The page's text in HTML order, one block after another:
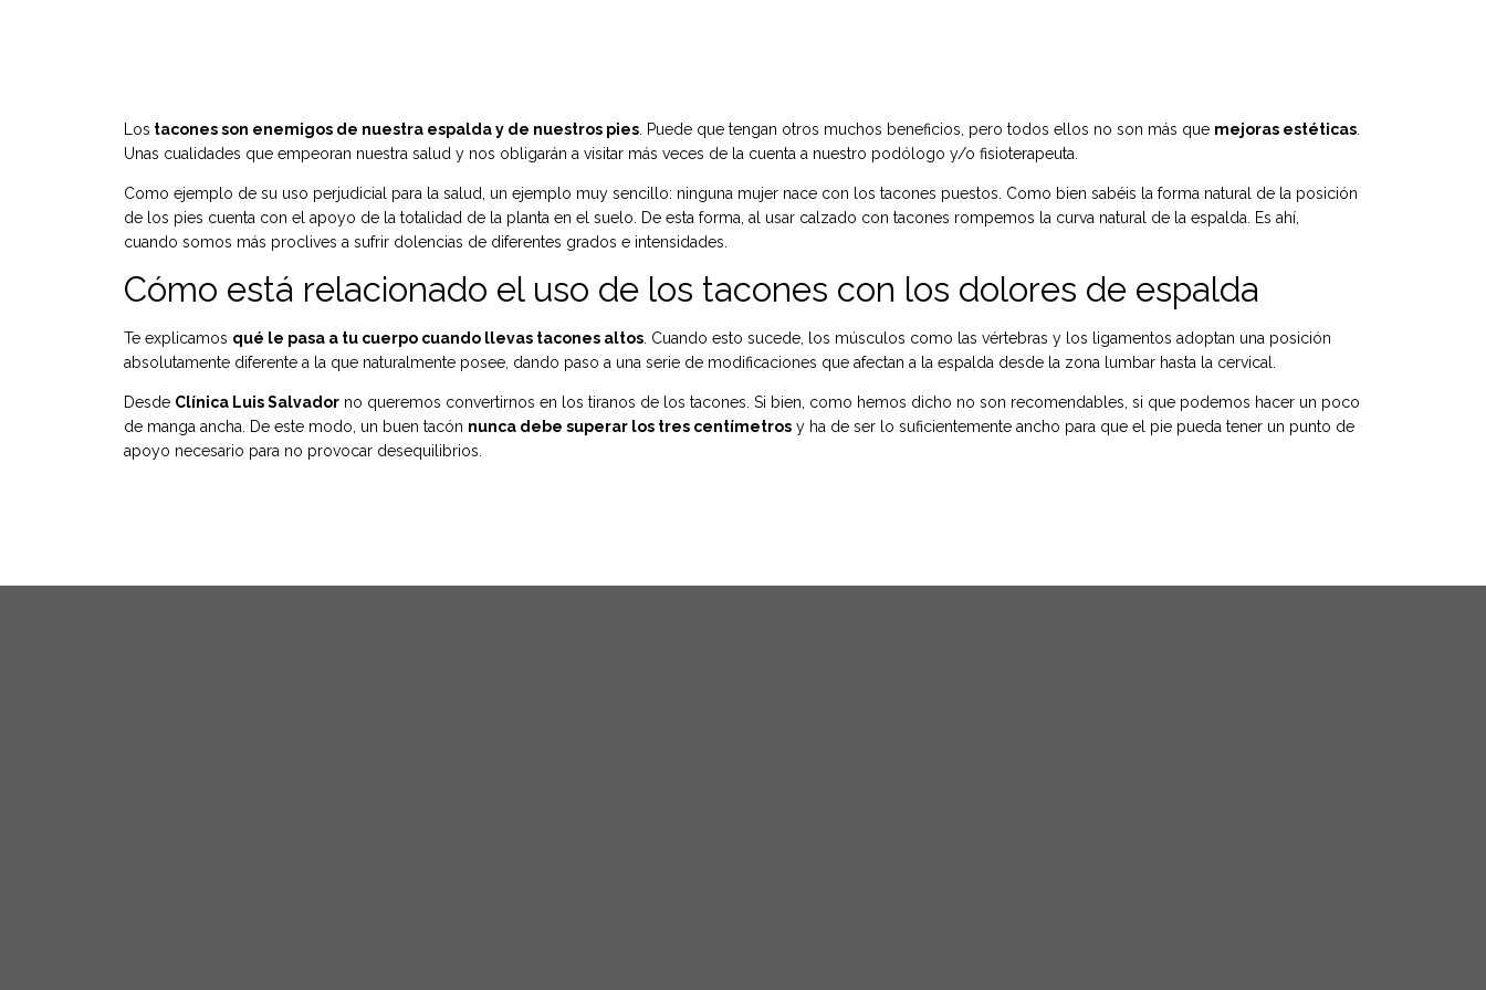
Los tacones son enemigos de nuestra espalda y de nuestros pies . Puede que tengan otros muchos beneficios, pero todos ellos no son más que mejoras estéticas
Unas cualidades que empeoran nuestra salud y nos obligarán a visitar más veces de la cuenta a nuestro podólogo y/o fisioterapeuta.
Como ejemplo de su uso perjudicial para la salud, un ejemplo muy sencillo: ninguna mujer nace con los tacones puestos. Como bien sabéis la forma natural de la posición
de los pies cuenta con el apoyo de la totalidad de la planta en el suelo. De esta forma, al usar calzado con tacones rompemos la curva natural de la espalda. Es ahí,
cuando somos más proclives a sufrir dolencias de diferentes grados e intensidades.
Cómo está relacionado el uso de los tacones con los dolores de espalda
Te explicamos qué le pasa a tu cuerpo cuando llevas tacones altos . Cuando esto sucede, los músculos como las vértebras y los ligamentos adoptan una posición
absolutamente diferente a la que naturalmente posee, dando paso a una serie de modificaciones que afectan a la espalda desde la zona lumbar hasta la cervical.
Desde Clínica Luis Salvador no queremos convertirnos en los tiranos de los tacones. Si bien, como hemos dicho no son recomendables, si que podemos hacer un poco
de manga ancha. De este modo, un buen tacón nunca debe superar los tres centímetros y ha de ser lo suficientemente ancho para que el pie pueda tener un punto de
apoyo necesario para no provocar desequilibrios.